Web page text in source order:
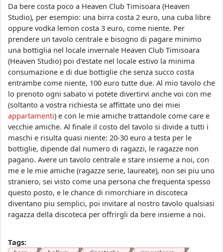
Da bere costa poco a Heaven Club Timisoara (Heaven
Studio), per esempio: una birra costa 2 euro, una cuba libre
oppure vodka lemon costa 3 euro, come niente. Per
prendere un tavolo centrale e bisogno di pagare minimo
una bottiglia nel locale invernale Heaven Club Timisoara
(Heaven Studio) poi d'estate nel locale estivo la minima
consumazione e di due bottiglie che senza succo costa
entrambe come niente, 100 euro tutte due. Al mio tavolo che
lo prenoto ogni sabato vi potete divertirvi anche voi con me
(soltanto a vostra richiesta se affittate uno dei miei
appartamenti) e con le mie amiche trattandole come care e
vecchie amiche. Al finale il costo del tavolo si divide a tutti i
maschi e risulta quasi niente: 20-30 euro a testa per le
bottiglie, dipende dal numero di ragazzi, le ragazze non
pagano. Avere un tavolo centrale e stare insieme a noi, con
me e le mie amiche (ragazze serie, laureate), non sei piu uno
straniero, sei visto come una persona che frequenta spesso
questo posto, e le chance di rimorchiare in discoteca
diventano piu semplici, poi invitare al nostro tavolo qualsiasi
ragazza della discoteca per offrirgli da bere insieme a noi.
Tags: